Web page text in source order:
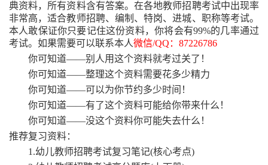
典资料，所有资料含有答案。在各地教师招聘考试中出现率
非常高，适合教师招聘、编制、特岗、进城、职称等考试。
本人敢保证你只要记住这份资料，你将会有99%的几率通过
考试。如果需要可以联系本人微信/QQ：87226786
你可知道——别人用这个资料就考过关了！
你可知道——整理这个资料需要花多少精力
你可知道——可以为你节约多少时间！
你可知道——有了这个资料可能给你带来什么！
你可知道——没这个资料你可能失去什么！
推荐复习资料：
1.幼儿教师招聘考试复习笔记(核心考点)